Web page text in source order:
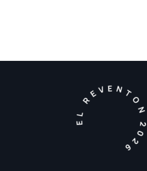
EL REVENTON 2026